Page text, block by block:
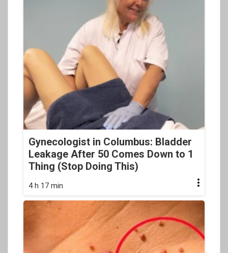
Gynecologist in Columbus: Bladder
Leakage After 50 Comes Down to 1
Thing (Stop Doing This)
4 h 17 min